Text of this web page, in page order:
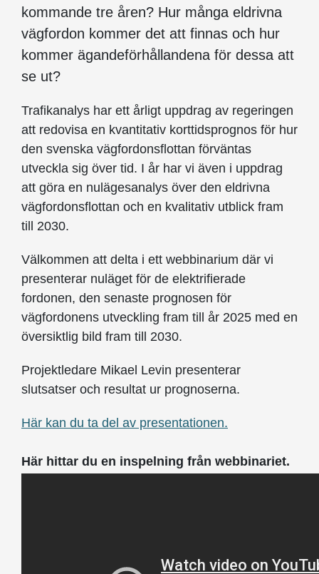
kommande tre åren? Hur många eldrivna
vägfordon kommer det att finnas och hur
kommer ägandeförhållandena för dessa att
se ut?
Trafikanalys har ett årligt uppdrag av regeringen
att redovisa en kvantitativ korttidsprognos för hur
den svenska vägfordonsflottan förväntas
utveckla sig över tid. I år har vi även i uppdrag
att göra en nulägesanalys över den eldrivna
vägfordonsflottan och en kvalitativ utblick fram
till 2030.
Välkommen att delta i ett webbinarium där vi
presenterar nuläget för de elektrifierade
fordonen, den senaste prognosen för
vägfordonens utveckling fram till år 2025 med en
översiktlig bild fram till 2030.
Projektledare Mikael Levin presenterar
slutsatser och resultat ur prognoserna.
Här kan du ta del av presentationen.
Här hittar du en inspelning från webbinariet.